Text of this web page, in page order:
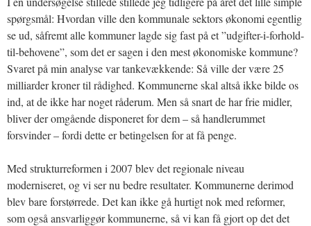
spørgsmål: Hvordan ville den kommunale sektors økonomi egentlig
se ud, såfremt alle kommuner lagde sig fast på et ”udgifter-i-forhold-
til-behovene”, som det er sagen i den mest økonomiske kommune?
Svaret på min analyse var tankevækkende: Så ville der være 25
milliarder kroner til rådighed. Kommunerne skal altså ikke bilde os
ind, at de ikke har noget råderum. Men så snart de har frie midler,
bliver der omgående disponeret for dem – så handlerummet
forsvinder – fordi dette er betingelsen for at få penge.
Med strukturreformen i 2007 blev det regionale niveau
moderniseret, og vi ser nu bedre resultater. Kommunerne derimod
blev bare forstørrede. Det kan ikke gå hurtigt nok med reformer,
som også ansvarliggør kommunerne, så vi kan få gjort op det det